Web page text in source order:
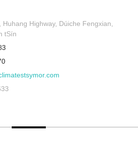
Highway, Dúiche Fengxian,
tSín